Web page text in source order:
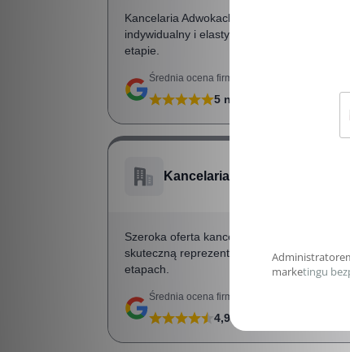
Kancelaria Adwokacka Anety Dudycz z
indywidualny i elastyczny, dążąc do
etapie.
Średnia ocena firmy na Google
5 na
Kancelaria Radcy Prawnego
Szeroka oferta kancelarii obejmuje
skuteczną reprezentację w sprawach z
etapach.
Średnia ocena firmy na Google
4,9na